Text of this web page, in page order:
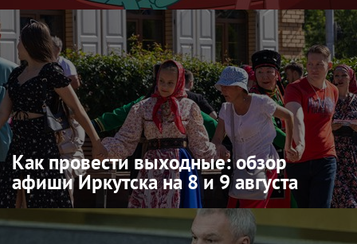
Как провести выходные: обзор
афиши Иркутска на 8 и 9 августа